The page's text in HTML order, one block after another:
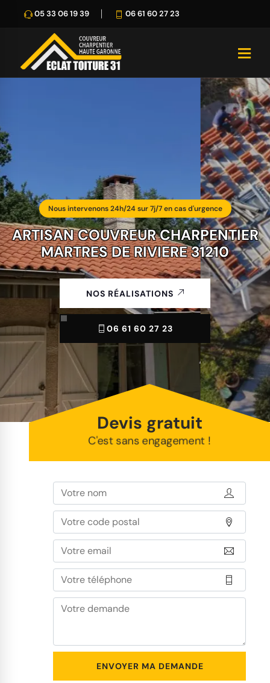
05 33 06 19 39 06 61 60 27 23
Nous intervenons 24h/24 sur 7j/7 en cas d'urgence
ARTISAN COUVREUR CHARPENTIER
MARTRES DE RIVIERE 31210
NOS RÉALISATIONS
06 61 60 27 23
Devis gratuit
C'est sans engagement !